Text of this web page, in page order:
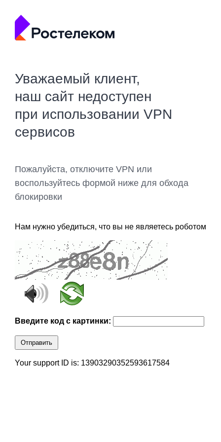
Уважаемый клиент,
наш сайт недоступен
при использовании VPN
сервисов
Пожалуйста, отключите VPN или
воспользуйтесь формой ниже для обхода
блокировки
Нам нужно убедиться, что вы не являетесь роботом
Введите код с картинки:
Отправить
Your support ID is: 13903290352593617584